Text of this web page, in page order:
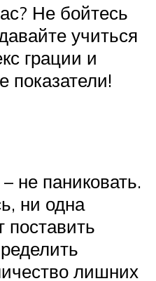
Не бойтесь
учиться
грации и
показатели!
не паниковать.
ни одна
лишних